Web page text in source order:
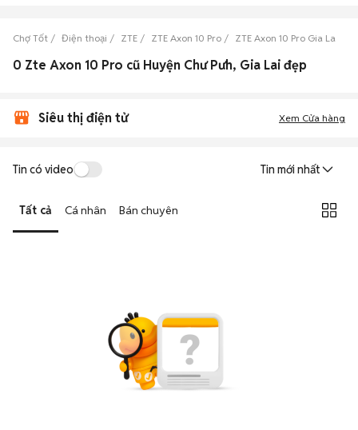
Chợ Tốt Điện thoại ZTE ZTE Axon 10 Pro ZTE Axon 10 Pro Gia Lai
0 Zte Axon 10 Pro cũ Huyện Chư Pưh, Gia Lai đẹp
Siêu thị điện tử Xem Cửa hàng
Tin có video Tin mới nhất
Tất cả Cá nhân Bán chuyên